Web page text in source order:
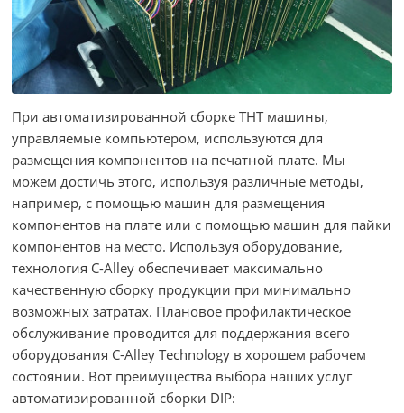
При автоматизированной сборке THT машины,
управляемые компьютером, используются для
размещения компонентов на печатной плате. Мы
можем достичь этого, используя различные методы,
например, с помощью машин для размещения
компонентов на плате или с помощью машин для пайки
компонентов на место. Используя оборудование,
технология C-Alley обеспечивает максимально
качественную сборку продукции при минимально
возможных затратах. Плановое профилактическое
обслуживание проводится для поддержания всего
оборудования C-Alley Technology в хорошем рабочем
состоянии. Вот преимущества выбора наших услуг
автоматизированной сборки DIP: